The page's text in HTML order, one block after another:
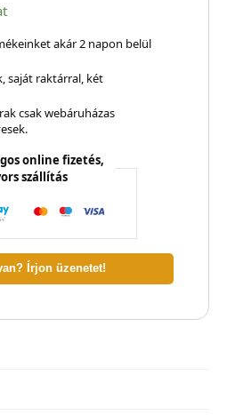
akár 2 napon belül
saját raktárral, két
csak webáruházas
online fizetés,
szállítás
Írjon üzenetet!